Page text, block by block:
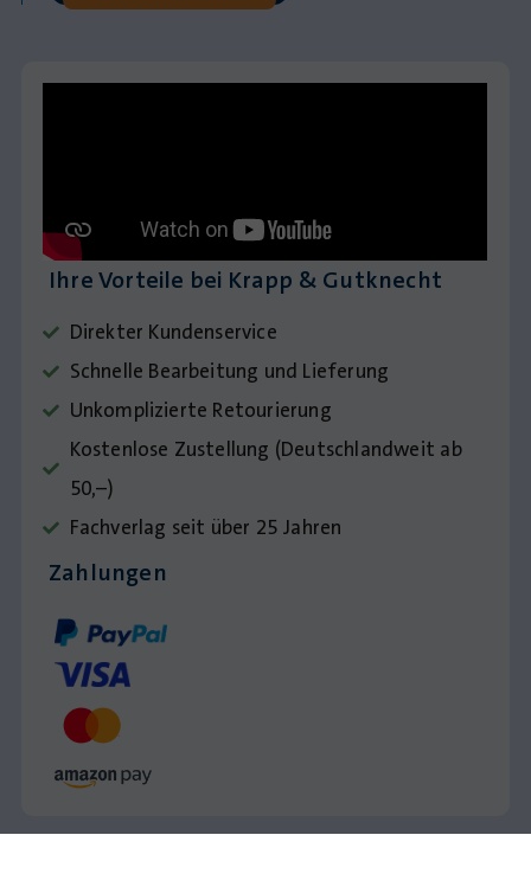
Ihre Vorteile bei Krapp & Gutknecht
Direkter Kundenservice
Schnelle Bearbeitung und Lieferung
Unkomplizierte Retourierung
Kostenlose Zustellung (Deutschlandweit ab
50,–)
Fachverlag seit über 25 Jahren
Zahlungen